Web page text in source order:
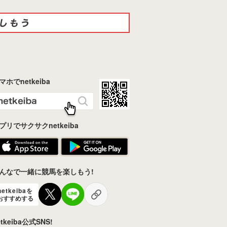
ホでnetkeiba
リでサクサクnetkeiba
なで一緒に競馬を楽しもう!
を
すすめする
公式SNS!